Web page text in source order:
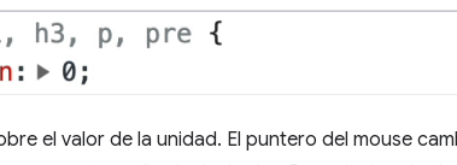
el valor de la unidad. El puntero del mouse